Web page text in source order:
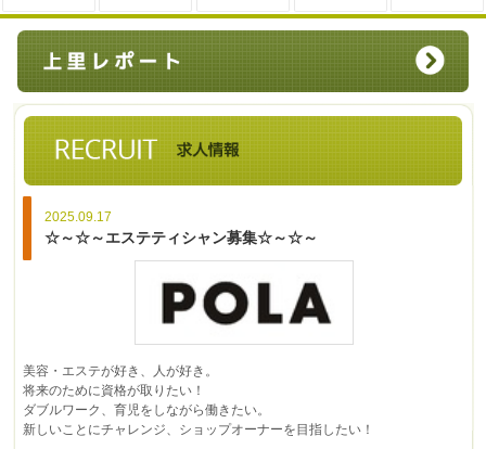
2025.09.17
☆～☆～エステティシャン募集☆～☆～
美容・エステが好き、人が好き。
将来のために資格が取りたい！
ダブルワーク、育児をしながら働きたい。
新しいことにチャレンジ、ショップオーナーを目指したい！